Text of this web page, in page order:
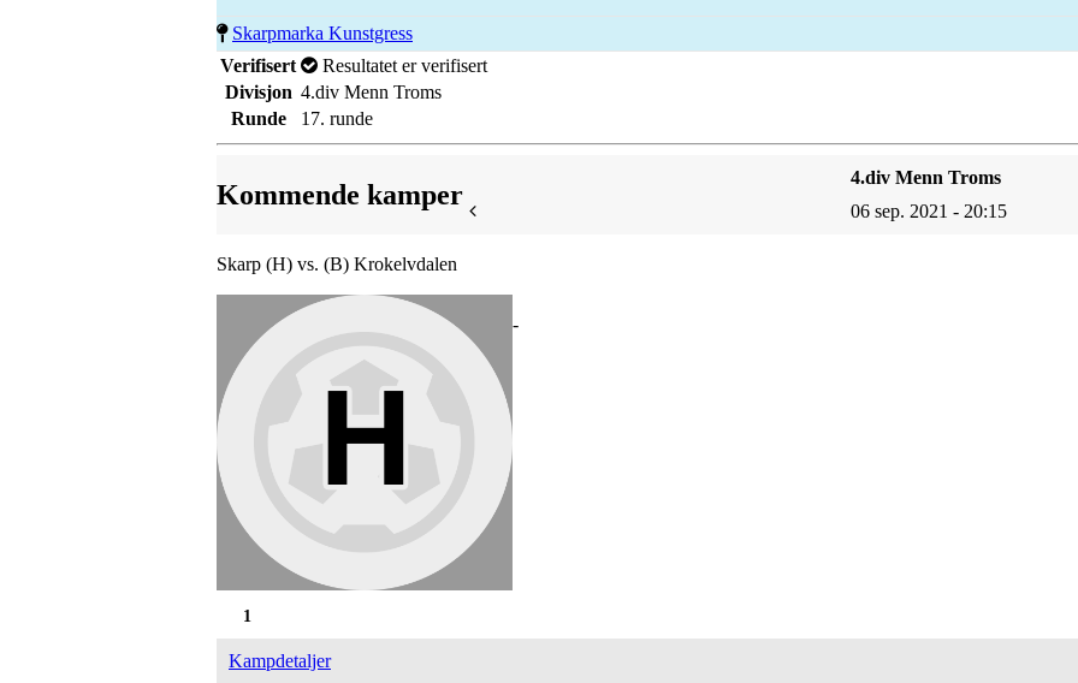
Skarpmarka Kunstgress
Verifisert
Resultatet er verifisert
Divisjon 4.div Menn Troms
Runde
17. runde
Kommende kamper
4.div Menn Troms
06 sep. 2021 - 20:15
Skarp (H) vs. (B) Krokelvdalen
-
1
Kampdetaljer